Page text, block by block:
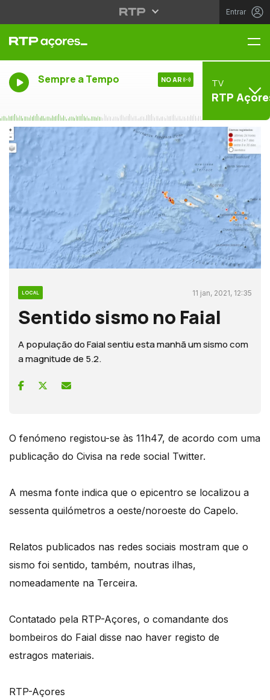
Entrar
Sempre a Tempo NO AR TV
RTP
LOCAL 11 jan, 2021, 12:35
Sentido sismo no Faial
A população do Faial sentiu esta manhã um sismo com
a magnitude de 5.2.
O fenómeno registou-se às 11h47, de acordo com uma
publicação do Civisa na rede social Twitter.
A mesma fonte indica que o epicentro se localizou a
sessenta quilómetros a oeste/noroeste do Capelo.
Relatos publicados nas redes sociais mostram que o
sismo foi sentido, também, noutras ilhas,
nomeadamente na Terceira.
Contatado pela RTP-Açores, o comandante dos
bombeiros do Faial disse nao haver registo de
estragos materiais.
RTP-Açores